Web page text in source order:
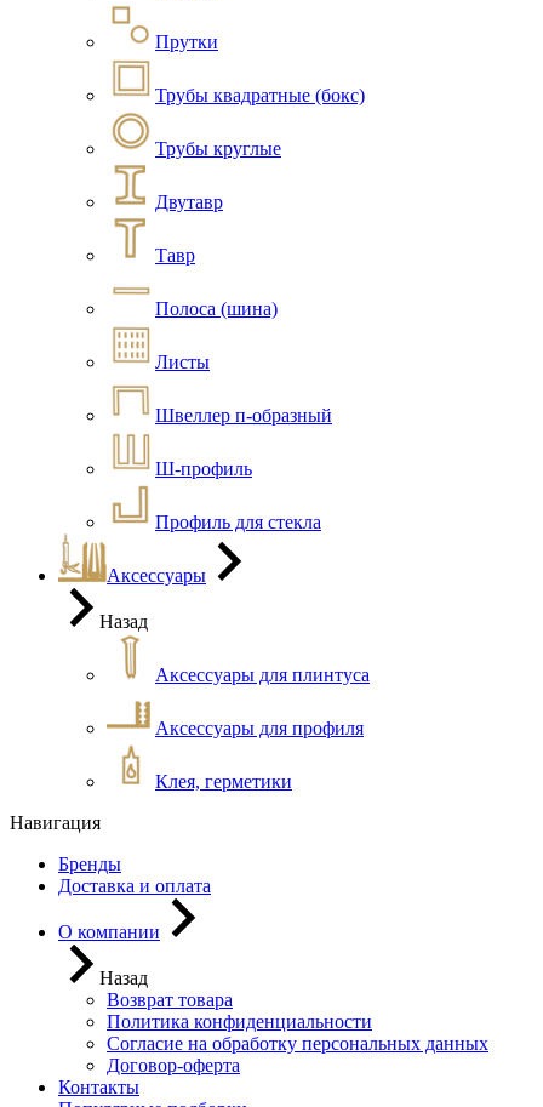
Прутки
Трубы квадратные (бокс)
Трубы круглые
Двутавр
Тавр
Полоса (шина)
Листы
Швеллер п-образный
Ш-профиль
Профиль для стекла
Аксессуары
Назад
Аксессуары для плинтуса
Аксессуары для профиля
Клея, герметики
Навигация
Бренды
Доставка и оплата
О компании
Назад
Возврат товара
Политика конфиденциальности
Согласие на обработку персональных данных
Договор-оферта
Контакты